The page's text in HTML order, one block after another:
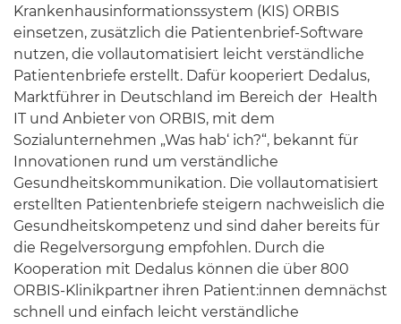
Krankenhausinformationssystem (KIS) ORBIS
einsetzen, zusätzlich die Patientenbrief-Software
nutzen, die vollautomatisiert leicht verständliche
Patientenbriefe erstellt. Dafür kooperiert Dedalus,
Marktführer in Deutschland im Bereich der Health
IT und Anbieter von ORBIS, mit dem
Sozialunternehmen „Was hab‘ ich?“, bekannt für
Innovationen rund um verständliche
Gesundheitskommunikation. Die vollautomatisiert
erstellten Patientenbriefe steigern nachweislich die
Gesundheitskompetenz und sind daher bereits für
die Regelversorgung empfohlen. Durch die
Kooperation mit Dedalus können die über 800
ORBIS-Klinikpartner ihren Patient:innen demnächst
schnell und einfach leicht verständliche